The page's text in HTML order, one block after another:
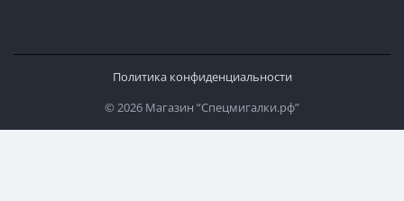
Политика конфиденциальности
© 2026 Магазин “Спецмигалки.рф”